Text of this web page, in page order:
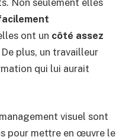
ont un côté assez
plus, un travailleur
qui lui aurait
visuel sont
pour mettre en œuvre le